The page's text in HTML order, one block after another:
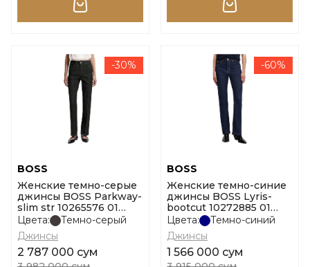
-30%
BOSS
Женские темно-серые
джинсы BOSS Parkway-
slim str 10265576 01
размер 25
Цвета:
Темно-серый
Джинсы
2 787 000 сум
-60%
BOSS
Женские темно-синие
джинсы BOSS Lyris-
bootcut 10272885 01
размер 27
Цвета:
Темно-синий
Джинсы
1 566 000 сум